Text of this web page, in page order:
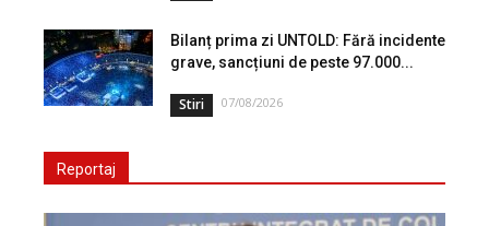
Bilanț prima zi UNTOLD: Fără incidente
grave, sancțiuni de peste 97.000...
Stiri 07/08/2026
Reportaj